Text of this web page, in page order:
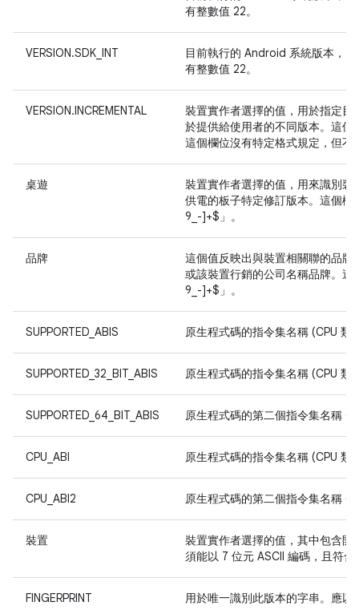
有整數值 22。
VERSION.SDK_INT
目前執行的 Android 系統版本，
有整數值 22。
VERSION.INCREMENTAL
裝置實作者選擇的值，用於指定
於提供給使用者的不同版本。這
這個欄位沒有特定格式規定，但
桌遊
裝置實作者選擇的值，用來識別
供電的板子特定修訂版本。這個
9_-]+$」。
品牌
這個值反映出與裝置相關聯的品
或該裝置行銷的公司名稱品牌。
9_-]+$」。
SUPPORTED_ABIS 原生程式碼的指令集名稱 (CPU 類
SUPPORTED_32_BIT_ABIS 原生程式碼的指令集名稱 (CPU 類
SUPPORTED_64_BIT_ABIS 原生程式碼的第二個指令集名稱
CPU_ABI 原生程式碼的指令集名稱 (CPU 類
CPU_ABI2 原生程式碼的第二個指令集名稱
裝置
裝置實作者選擇的值，其中包含
須能以 7 位元 ASCII 編碼，且符
FINGERPRINT
用於唯一識別此版本的字串。應